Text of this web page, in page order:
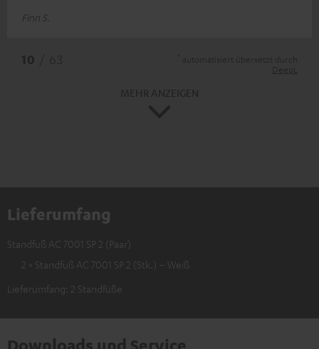
Finn S.
Lieferumfang
Standfuß AC 7001 SP 2 (Paar)
2 × Standfuß AC 7001 SP 2 (Stk.) – Weiß
Lieferumfang: 2 Standfüße
Downloads und Service